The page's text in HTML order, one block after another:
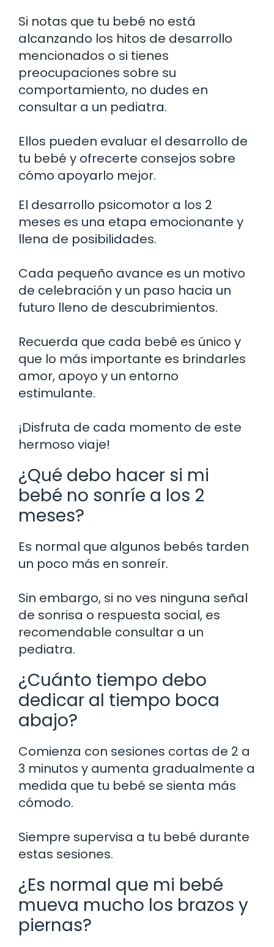
Si notas que tu bebé no está
alcanzando los hitos de desarrollo
mencionados o si tienes
preocupaciones sobre su
comportamiento, no dudes en
consultar a un pediatra.
Ellos pueden evaluar el desarrollo de
tu bebé y ofrecerte consejos sobre
cómo apoyarlo mejor.
El desarrollo psicomotor a los 2
meses es una etapa emocionante y
llena de posibilidades.
Cada pequeño avance es un motivo
de celebración y un paso hacia un
futuro lleno de descubrimientos.
Recuerda que cada bebé es único y
que lo más importante es brindarles
amor, apoyo y un entorno
estimulante.
¡Disfruta de cada momento de este
hermoso viaje!
¿Qué debo hacer si mi
bebé no sonríe a los 2
meses?
Es normal que algunos bebés tarden
un poco más en sonreír.
Sin embargo, si no ves ninguna señal
de sonrisa o respuesta social, es
recomendable consultar a un
pediatra.
¿Cuánto tiempo debo
dedicar al tiempo boca
abajo?
Comienza con sesiones cortas de 2 a
3 minutos y aumenta gradualmente a
medida que tu bebé se sienta más
cómodo.
Siempre supervisa a tu bebé durante
estas sesiones.
¿Es normal que mi bebé
mueva mucho los brazos y
piernas?